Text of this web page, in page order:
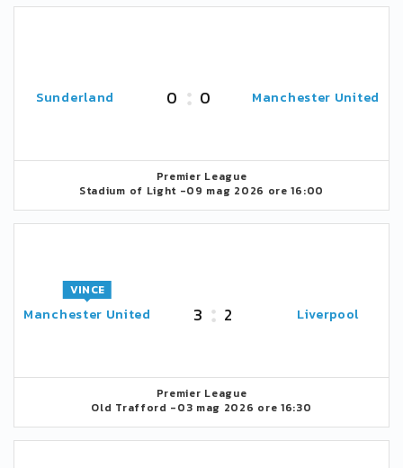
Sunderland 0 0 Manchester United
Premier League
Stadium of Light -09 mag 2026 ore 16:00
Manchester United
VINCE
3 2 Liverpool
Premier League
Old Trafford -03 mag 2026 ore 16:30